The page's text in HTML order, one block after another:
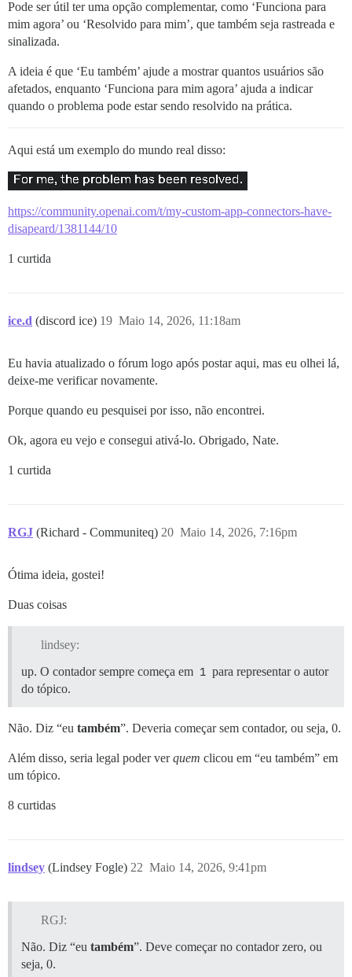
Pode ser útil ter uma opção complementar, como ‘Funciona para
mim agora’ ou ‘Resolvido para mim’, que também seja rastreada e
sinalizada.
A ideia é que ‘Eu também’ ajude a mostrar quantos usuários são
afetados, enquanto ‘Funciona para mim agora’ ajuda a indicar
quando o problema pode estar sendo resolvido na prática.
Aqui está um exemplo do mundo real disso:
https://community.openai.com/t/my-custom-app-connectors-have-
disapeard/1381144/10
1 curtida
ice.d (discord ice) Maio 14, 2026, 11:18am
19
Eu havia atualizado o fórum logo após postar aqui, mas eu olhei lá,
deixe-me verificar novamente.
Porque quando eu pesquisei por isso, não encontrei.
Ok, agora eu vejo e consegui ativá-lo. Obrigado, Nate.
1 curtida
RGJ (Richard - Communiteq) Maio 14, 2026, 7:16pm
20
Ótima ideia, gostei!
Duas coisas
lindsey:
up. O contador sempre começa em 1 para representar o autor
do tópico.
Não. Diz “eu também”. Deveria começar sem contador, ou seja, 0.
Além disso, seria legal poder verquem clicou em “eu também” em
um tópico.
8 curtidas
lindsey (Lindsey Fogle) Maio 14, 2026, 9:41pm
22
RGJ:
Não. Diz “eu também”. Deve começar no contador zero, ou
seja, 0.